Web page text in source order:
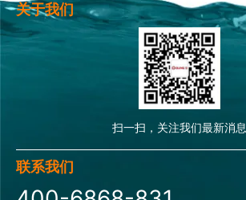
关于我们
扫一扫，关注我们最新消息
联系我们